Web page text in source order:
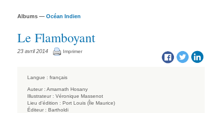
Albums — Océan Indien
Le Flamboyant
23 avril 2014 Imprimer
Langue : français
Auteur : Amarnath Hosany
Illustrateur : Véronique Massenot
Lieu d'édition : Port Louis (Île Maurice)
Éditeur : Bartholdi